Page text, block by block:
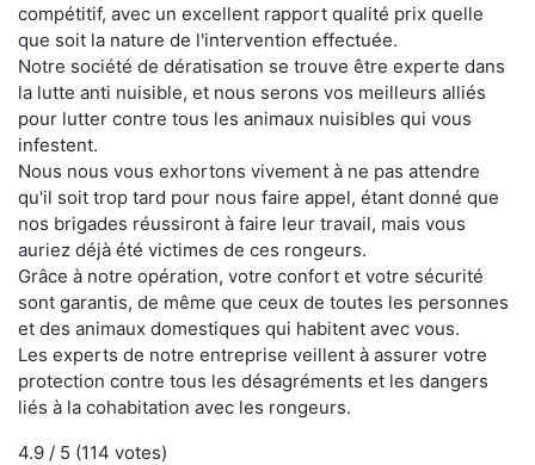
compétitif, avec un excellent rapport qualité prix quelle
que soit la nature de l'intervention effectuée.
Notre société de dératisation se trouve être experte dans
la lutte anti nuisible, et nous serons vos meilleurs alliés
pour lutter contre tous les animaux nuisibles qui vous
infestent.
Nous nous vous exhortons vivement à ne pas attendre
qu'il soit trop tard pour nous faire appel, étant donné que
nos brigades réussiront à faire leur travail, mais vous
auriez déjà été victimes de ces rongeurs.
Grâce à notre opération, votre confort et votre sécurité
sont garantis, de même que ceux de toutes les personnes
et des animaux domestiques qui habitent avec vous.
Les experts de notre entreprise veillent à assurer votre
protection contre tous les désagréments et les dangers
liés à la cohabitation avec les rongeurs.
4.9 / 5 (114 votes)